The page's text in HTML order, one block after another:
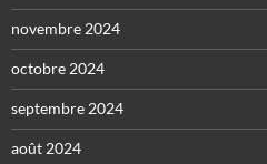
novembre 2024
octobre 2024
septembre 2024
août 2024